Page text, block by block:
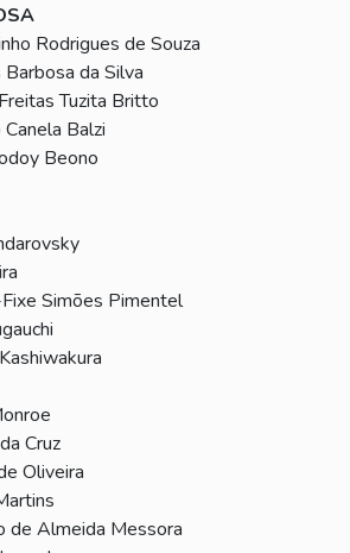
Rodrigues de Souza
da Silva
Tuzita Britto
Balzi
Beono
Simões Pimentel
Cruz
Oliveira
de Almeida Messora